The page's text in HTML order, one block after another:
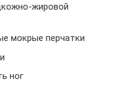
жировой
мокрые перчатки
ног